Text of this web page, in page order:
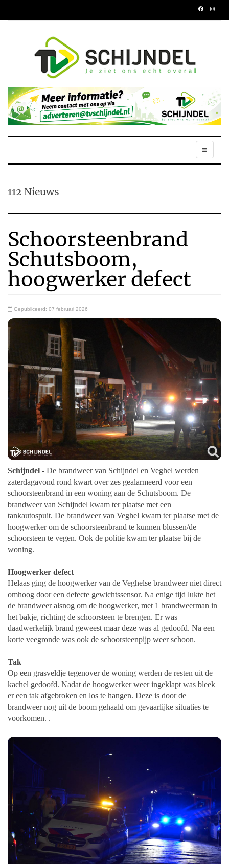
112 Nieuws
Schoorsteenbrand
Schutsboom,
hoogwerker defect
Gepubliceerd: 07 februari 2026
Schijndel - De brandweer van Schijndel en Veghel werden
zaterdagavond rond kwart over zes gealarmeerd voor een
schoorsteenbrand in een woning aan de Schutsboom. De
brandweer van Schijndel kwam ter plaatse met een
tankautospuit. De brandweer van Veghel kwam ter plaatse met de
hoogwerker om de schoorsteenbrand te kunnen blussen/de
schoorsteen te vegen. Ook de politie kwam ter plaatse bij de
woning.
Hoogwerker defect
Helaas ging de hoogwerker van de Veghelse brandweer niet direct
omhoog door een defecte gewichtssensor. Na enige tijd lukte het
de brandweer alsnog om de hoogwerker, met 1 brandweerman in
het bakje, richting de schoorsteen te brengen. Er was
daadwerkelijk brand geweest maar deze was al gedoofd. Na een
korte veegronde was ook de schoorsteenpijp weer schoon.
Tak
Op een grasveldje tegenover de woning werden de resten uit de
kachel gedoofd. Nadat de hoogwerker weer ingeklapt was bleek
er een tak afgebroken en los te hangen. Deze is door de
brandweer nog uit de boom gehaald om gevaarlijke situaties te
voorkomen. .